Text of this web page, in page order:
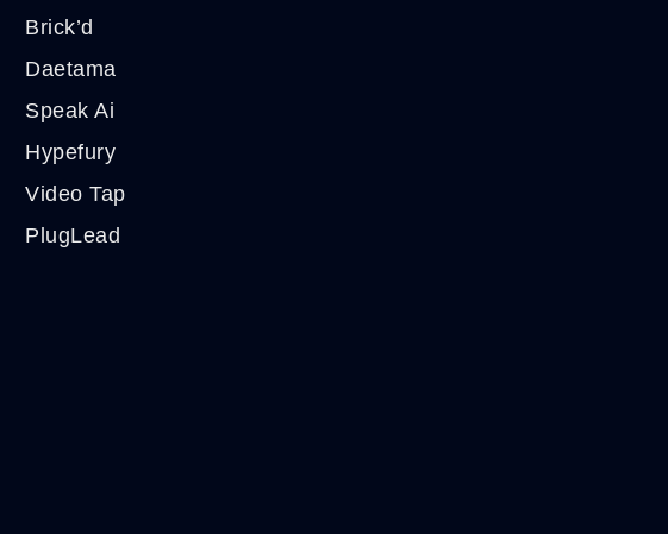
Brick’d
Daetama
Speak Ai
Hypefury
Video Tap
PlugLead